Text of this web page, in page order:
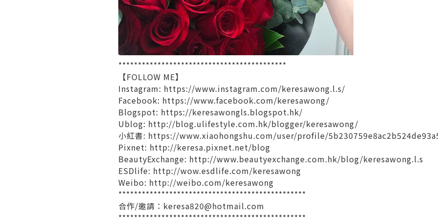
*******************************************
【FOLLOW ME】
Instagram: https://www.instagram.com/keresawong.l.s/
Facebook: https://www.facebook.com/keresawong/
Blogspot: https://keresawongls.blogspot.hk/
Ublog: http://blog.ulifestyle.com.hk/blogger/keresawong/
小紅書: https://www.xiaohongshu.com/user/profile/
Pixnet: http://keresa.pixnet.net/blog
BeautyExchange: http://www.beautyexchange.com.hk/blog/keresawong.l.s
ESDlife: http://wow.esdlife.com/keresawong
Weibo: http://weibo.com/keresawong
************************************************
合作/邀請： keresa820@hotmail.com